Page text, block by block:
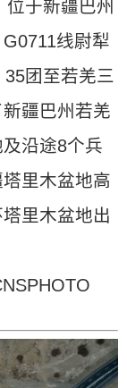
于新疆巴州
线尉犁
团至若羌三
疆巴州若羌
沿途8个兵
里木盆地高
里木盆地出